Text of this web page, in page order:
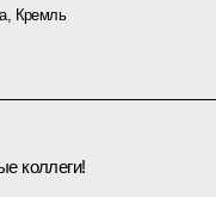
Кремль
коллеги!